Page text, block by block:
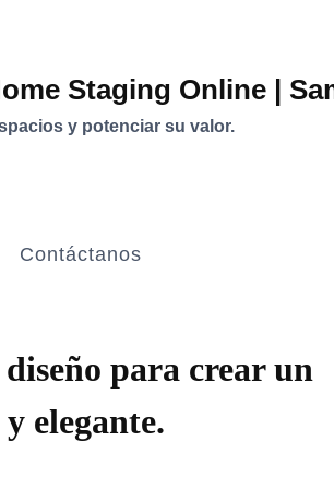
Staging Online |
y potenciar su valor.
Contáctanos
para crear un
elegante.